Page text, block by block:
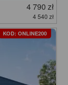
4 790 zł
4 540 zł
KOD: ONLINE200